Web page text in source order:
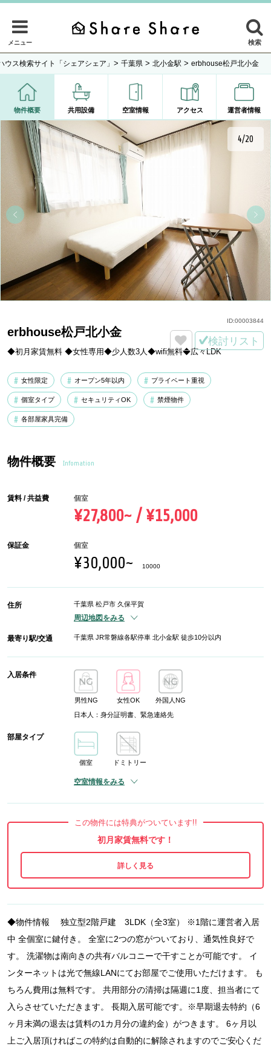
メニュー 検索
ウス検索サイト「シェアシェア」 > 千葉県 > 北小金駅 > erbhouse松戸北小金
物件概要 共用設備 空室情報 アクセス 運営者情報
4/20
erbhouse松戸北小金
◆初月家賃無料 ◆女性専用◆少人数3人◆wifi無料◆広々LDK
検討リスト
女性限定 オープン5年以内 プライベート重視
個室タイプ セキュリティOK 禁煙物件
各部屋家具完備
ID:00003844
物件概要 Infomation
賃料 / 共益費 個室
¥27,800~ / ¥15,000
保証金 個室
¥30,000~ 10000
住所 千葉県 松戸市 久保平賀
周辺地図をみる
最寄り駅/交通 千葉県 JR常磐線各駅停車 北小金駅 徒歩10分以内
入居条件
男性NG 女性OK
外国人NG
日本人：身分証明書、緊急連絡先
部屋タイプ
個室 ドミトリー
空室情報をみる
この物件には特典がついています!!
初月家賃無料です！
◆物件情報 独立型2階戸建 3LDK（全3室） ※1階に運営者入居
中 全個室に鍵付き。 全室に2つの窓がついており、通気性良好で
す。 洗濯物は南向きの共有バルコニーで干すことが可能です。 イ
ンターネットは光で無線LANにてお部屋でご使用いただけます。 も
ちろん費用は無料です。 共用部分の清掃は隔週に1度、担当者にて
入らさせていただきます。 長期入居可能です。※早期退去特約（6
ヶ月未満の退去は賃料の1カ月分の違約金）がつきます。 6ヶ月以
上ご入居頂ければこの特約は自動的に解除されますのでご安心くだ